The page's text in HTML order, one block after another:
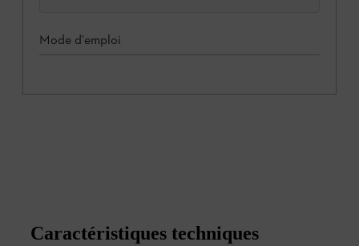
Mode d'emploi
Caractéristiques techniques